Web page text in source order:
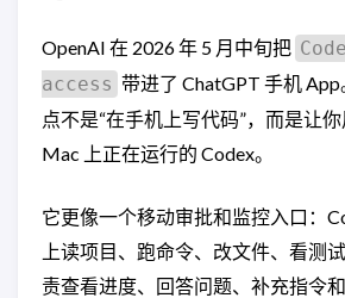
OpenAI 在 2026 年 5 月中旬把
access 带进了 ChatGPT 手机
点不是“在手机上写代码”，而是让
Mac 上正在运行的 Codex。
它更像一个移动审批和监控入口：
上读项目、跑命令、改文件、看测
责查看进度、回答问题、补充指令和